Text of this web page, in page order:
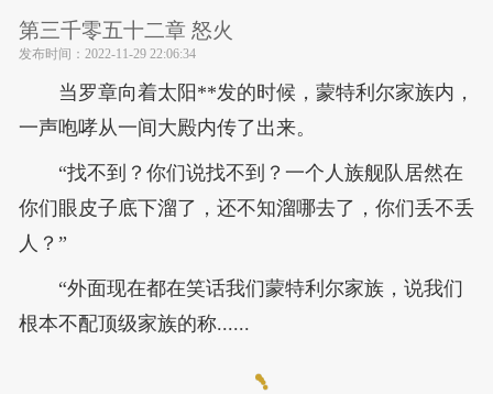
第三千零五十二章 怒火
发布时间： 2022-11-29 22:06:34
当罗章向着太阳**发的时候，蒙特利尔家族内，
一声咆哮从一间大殿内传了出来。
“找不到？你们说找不到？一个人族舰队居然在
你们眼皮子底下溜了，还不知溜哪去了，你们丢不丢
人？”
“外面现在都在笑话我们蒙特利尔家族，说我们
根本不配顶级家族的称......